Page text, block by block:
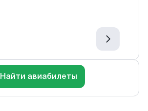
Найти авиабилеты